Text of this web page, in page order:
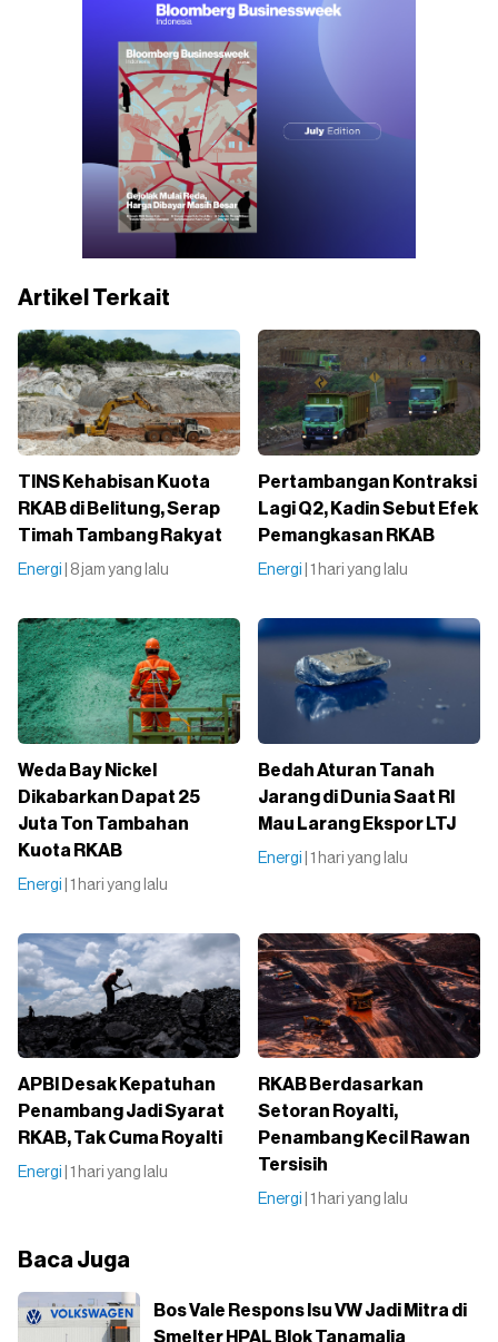
Artikel Terkait
TINS Kehabisan Kuota
RKAB di Belitung, Serap
Timah Tambang Rakyat
Energi | 8 jam yang lalu
Pertambangan Kontraksi
Lagi Q2, Kadin Sebut Efek
Pemangkasan RKAB
Energi | 1 hari yang lalu
Weda Bay Nickel
Dikabarkan Dapat 25
Juta Ton Tambahan
Kuota RKAB
Energi | 1 hari yang lalu
Bedah Aturan Tanah
Jarang di Dunia Saat RI
Mau Larang Ekspor LTJ
Energi | 1 hari yang lalu
APBI Desak Kepatuhan
Penambang Jadi Syarat
RKAB, Tak Cuma Royalti
Energi | 1 hari yang lalu
RKAB Berdasarkan
Setoran Royalti,
Penambang Kecil Rawan
Tersisih
Energi | 1 hari yang lalu
Baca Juga
Bos Vale Respons Isu VW Jadi Mitra di
Smelter HPAL Blok Tanamalia